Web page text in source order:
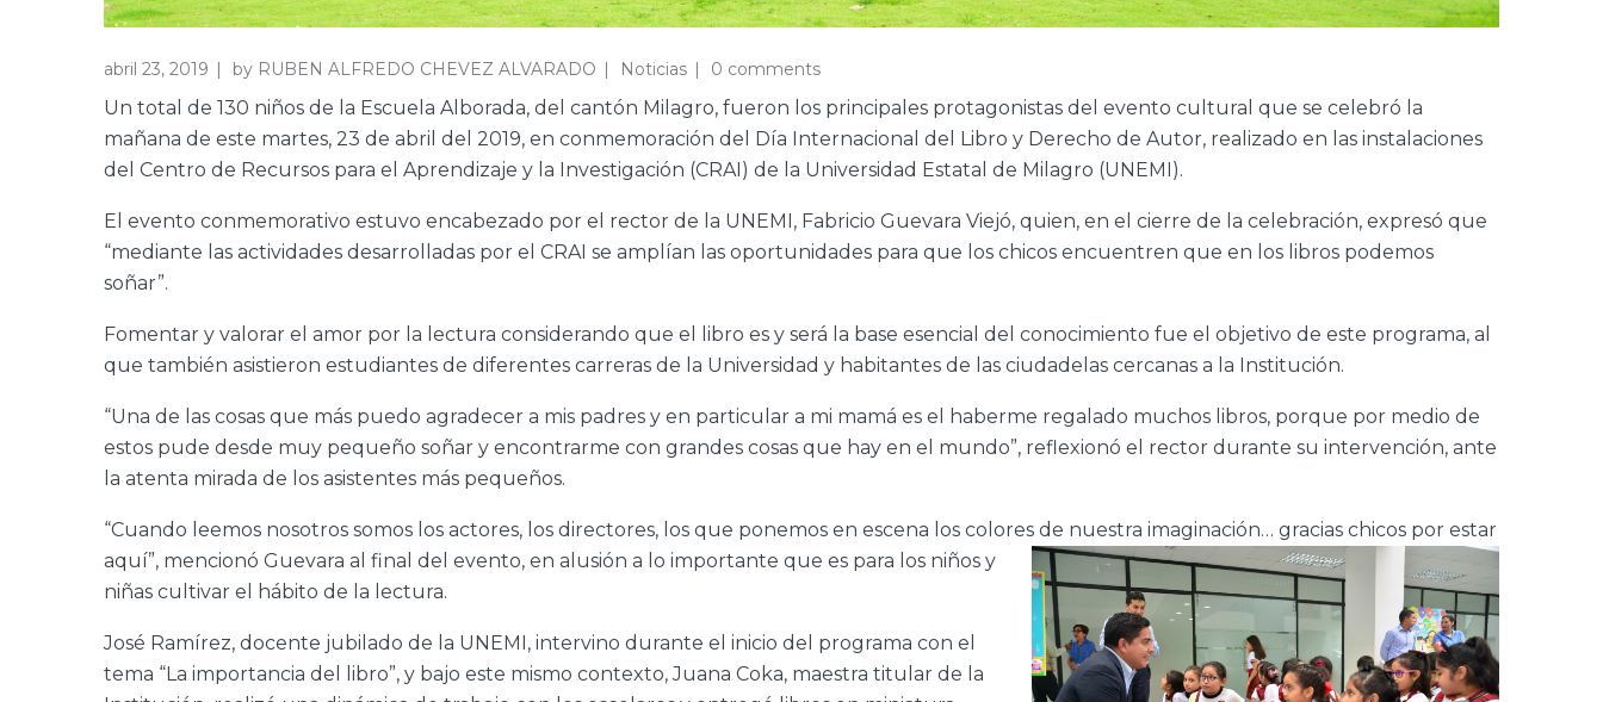
abril 23, 2019 by RUBEN ALFREDO CHEVEZ ALVARADO Noticias 0 comments
Un total de 130 niños de la Escuela Alborada, del cantón Milagro, fueron los principales protagonistas del evento cultural que se celebró la
mañana de este martes, 23 de abril del 2019, en conmemoración del Día Internacional del Libro y Derecho de Autor, realizado en las instalaciones
del Centro de Recursos para el Aprendizaje y la Investigación (CRAI) de la Universidad Estatal de Milagro (UNEMI).
El evento conmemorativo estuvo encabezado por el rector de la UNEMI, Fabricio Guevara Viejó, quien, en el cierre de la celebración, expresó que
“mediante las actividades desarrolladas por el CRAI se amplían las oportunidades para que los chicos encuentren que en los libros podemos
soñar”.
Fomentar y valorar el amor por la lectura considerando que el libro es y será la base esencial del conocimiento fue el objetivo de este programa, al
que también asistieron estudiantes de diferentes carreras de la Universidad y habitantes de las ciudadelas cercanas a la Institución.
“Una de las cosas que más puedo agradecer a mis padres y en particular a mi mamá es el haberme regalado muchos libros, porque por medio de
estos pude desde muy pequeño soñar y encontrarme con grandes cosas que hay en el mundo”, reflexionó el rector durante su intervención, ante
la atenta mirada de los asistentes más pequeños.
“Cuando leemos nosotros somos los actores, los directores, los que ponemos en escena los colores de nuestra imaginación… gracias chicos por estar
aquí”, mencionó Guevara al final del evento, en alusión a lo importante que es para los niños y
niñas cultivar el hábito de la lectura.
José Ramírez, docente jubilado de la UNEMI, intervino durante el inicio del programa con el
tema “La importancia del libro”, y bajo este mismo contexto, Juana Coka, maestra titular de la